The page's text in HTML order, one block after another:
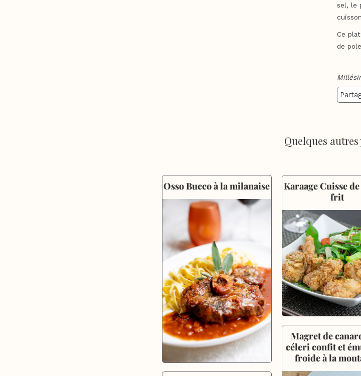
sel, le
Ce
de
Quelques autres
Osso Bucco à la milanaise
Karaage Cuisse
frit
Magret de
céleri confit et
froide à la